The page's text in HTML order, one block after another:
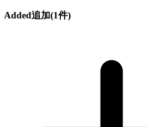
Added追加(1件)